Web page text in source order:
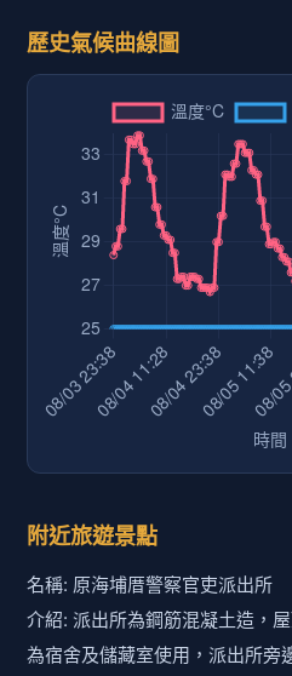
歷史氣候曲線圖
附近旅遊景點
名稱: 原海埔厝警察官吏派出所
介紹: 派出所為鋼筋混凝土造，
為宿舍及儲藏室使用，派出所旁